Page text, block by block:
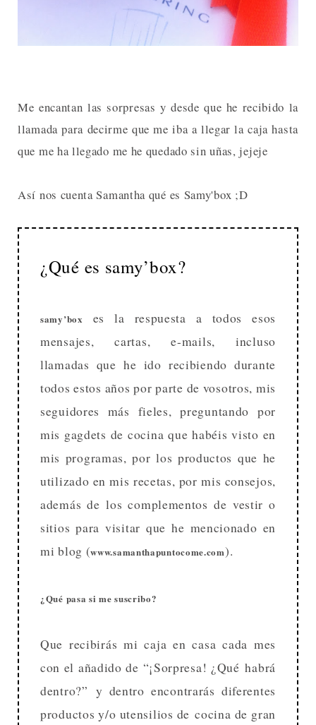
Me encantan las sorpresas y desde que he recibido la
llamada para decirme que me iba a llegar la caja hasta
que me ha llegado me he quedado sin uñas, jejeje
Así nos cuenta Samantha qué es Samy'box ;D
¿Qué es samy’box?
samy’box
es la respuesta a todos esos
mensajes, cartas, e-mails, incluso
llamadas que he ido recibiendo durante
todos estos años por parte de vosotros, mis
seguidores más fieles, preguntando por
mis gagdets de cocina que habéis visto en
mis programas, por los productos que he
utilizado en mis recetas, por mis consejos,
además de los complementos de vestir o
sitios para visitar que he mencionado en
mi blog (www.samanthapuntocome.com).
¿Qué pasa si me suscribo?
Que recibirás mi caja en casa cada mes
con el añadido de “¡Sorpresa! ¿Qué habrá
dentro?” y dentro encontrarás diferentes
productos y/o utensilios de cocina de gran